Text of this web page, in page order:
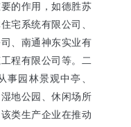
的作用，如德胜苏
宅系统有限公司、
、南通神东实业有
程有限公司等。二
事园林景观中亭、
地公园、休闲场所
类生产企业在推动